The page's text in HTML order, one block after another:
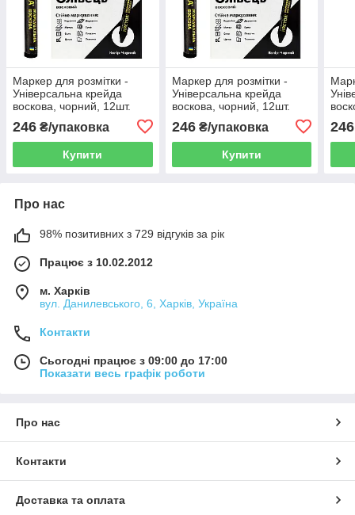
Маркер для розмітки -
Універсальна крейда
воскова, чорний, 12шт.
246 ₴/упаковка
Купити
Маркер для розмітки -
Універсальна крейда
воскова, чорний, 12шт.
246₴/упаковка
Купити
246
Про нас
98% позитивних з 729 відгуків за рік
Працює з 10.02.2012
м. Харків
вул. Данилевського, 6, Харків, Україна
Контакти
Сьогодні працює з 09:00 до 17:00
Показати весь графік роботи
Про нас
Контакти
Доставка та оплата